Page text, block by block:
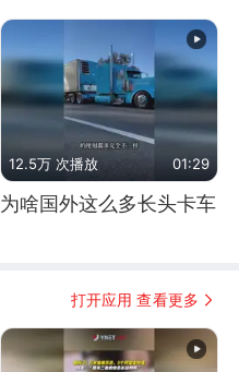
12.5万 次播放 01:29
为啥国外这么多长头卡车
打开应用 查看更多